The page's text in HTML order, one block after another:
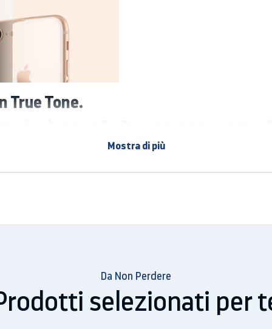
True Tone.
in automatico il bilanciamento del bianco alle condizioni
hai una visione perfetta praticamente da ogni angolazione.
Mostra di più
Da Non Perdere
selezionati per